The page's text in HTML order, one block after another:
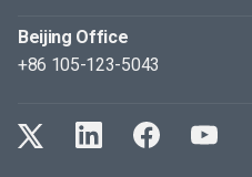
Beijing Office
+86 105-123-5043